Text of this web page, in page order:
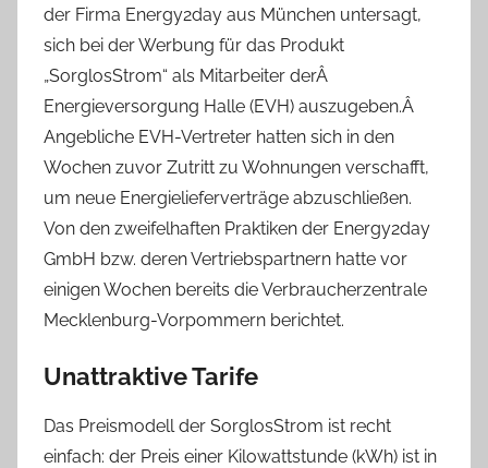
der Firma Energy2day aus München untersagt,
sich bei der Werbung für das Produkt
„SorglosStrom“ als Mitarbeiter derÂ
Energieversorgung Halle (EVH) auszugeben.Â
Angebliche EVH-Vertreter hatten sich in den
Wochen zuvor Zutritt zu Wohnungen verschafft,
um neue Energielieferverträge abzuschließen.
Von den zweifelhaften Praktiken der Energy2day
GmbH bzw. deren Vertriebspartnern hatte vor
einigen Wochen bereits die Verbraucherzentrale
Mecklenburg-Vorpommern berichtet.
Unattraktive Tarife
Das Preismodell der SorglosStrom ist recht
einfach: der Preis einer Kilowattstunde (kWh) ist in